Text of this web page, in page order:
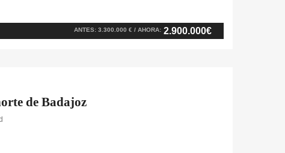
pastos, encinas y zonas de monte bajo […]
ANTES: 3.300.000 € / AHORA: 2.900.000€
de Badajoz